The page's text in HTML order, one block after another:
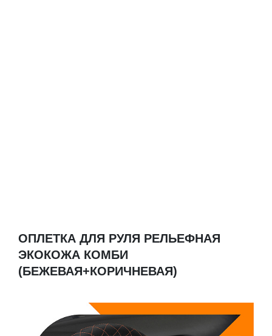
ОПЛЕТКА ДЛЯ РУЛЯ РЕЛЬЕФНАЯ
ЭКОКОЖА КОМБИ
(БЕЖЕВАЯ+КОРИЧНЕВАЯ)